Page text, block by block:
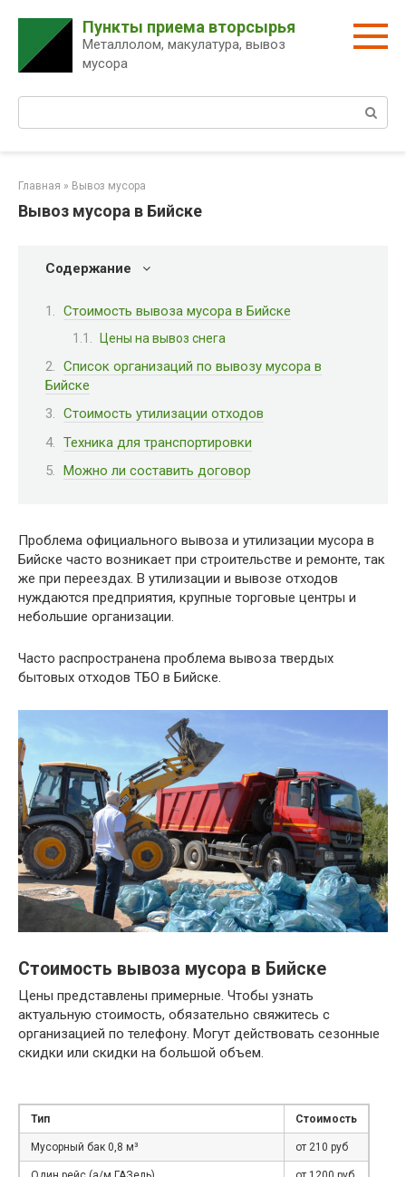
контенту
Пункты приема вторсырья
Металлолом, макулатура, вывоз
мусора
Главная » Вывоз мусора
Вывоз мусора в Бийске
Содержание
Стоимость вывоза мусора в Бийске
Цены на вывоз снега
Список организаций по вывозу мусора в
Бийске
Стоимость утилизации отходов
Техника для транспортировки
Можно ли составить договор
Проблема официального вывоза и утилизации мусора в
Бийске часто возникает при строительстве и ремонте, так
же при переездах. В утилизации и вывозе отходов
нуждаются предприятия, крупные торговые центры и
небольшие организации.
Часто распространена проблема вывоза твердых
бытовых отходов ТБО в Бийске.
Стоимость вывоза мусора в Бийске
Цены представлены примерные. Чтобы узнать
актуальную стоимость, обязательно свяжитесь с
организацией по телефону. Могут действовать сезонные
скидки или скидки на большой объем.
Тип Стоимость
Мусорный бак 0,8 м³ от 210 руб